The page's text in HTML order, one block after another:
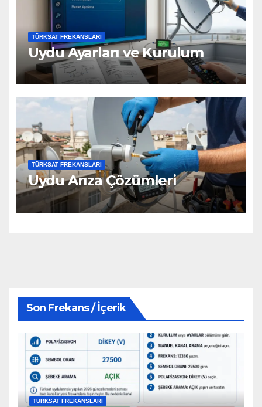
TÜRKSAT FREKANSLARI
Uydu Ayarları ve Kurulum
TÜRKSAT FREKANSLARI
Uydu Arıza Çözümleri
Son Frekans / İçerik
TÜRKSAT FREKANSLARI